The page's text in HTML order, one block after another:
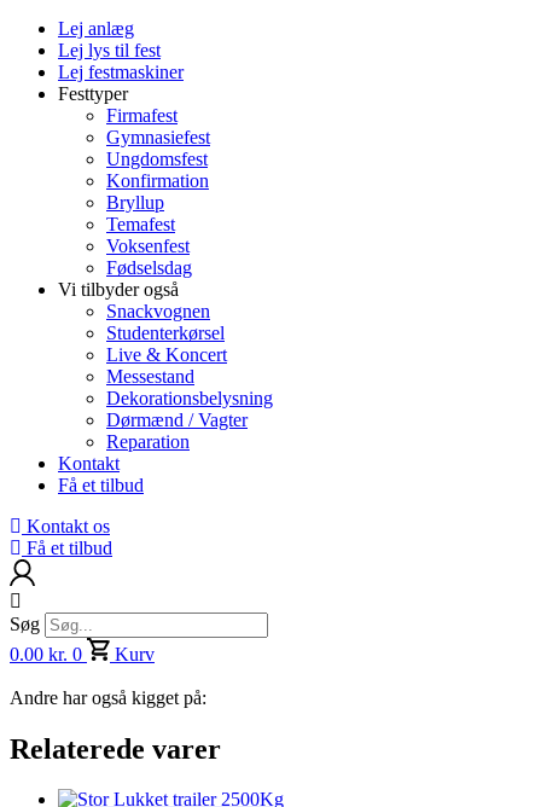
Lej anlæg
Lej lys til fest
Lej festmaskiner
Festtyper
Firmafest
Gymnasiefest
Ungdomsfest
Konfirmation
Bryllup
Temafest
Voksenfest
Fødselsdag
Vi tilbyder også
Snackvognen
Studenterkørsel
Live & Koncert
Messestand
Dekorationsbelysning
Dørmænd / Vagter
Reparation
Kontakt
Få et tilbud
Kontakt os
Få et tilbud
Søg
0.00 kr. 0 Kurv
Andre har også kigget på:
Relaterede varer